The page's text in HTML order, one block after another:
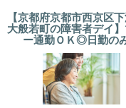
【京都府京都市西京区
大般若町の障害者デイ
ー通勤ＯＫ◎日勤の